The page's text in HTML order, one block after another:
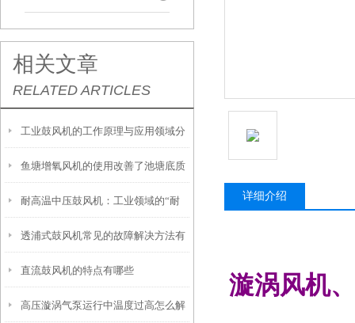
相关文章
RELATED ARTICLES
工业鼓风机的工作原理与应用领域分
析
鱼塘增氧风机的使用改善了池塘底质
耐高温中压鼓风机：工业领域的“耐
热勇士”
透浦式鼓风机常见的故障解决方法有
哪些？
直流鼓风机的特点有哪些
高压漩涡气泵运行中温度过高怎么解
详细介绍
漩涡风机